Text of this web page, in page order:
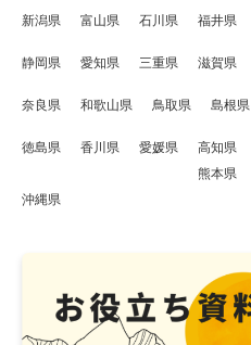
新潟県 富山県 石川県 福井県
静岡県 愛知県 三重県 滋賀県
奈良県 和歌山県 鳥取県 島根県
徳島県 香川県 愛媛県 高知県
熊本県
沖縄県